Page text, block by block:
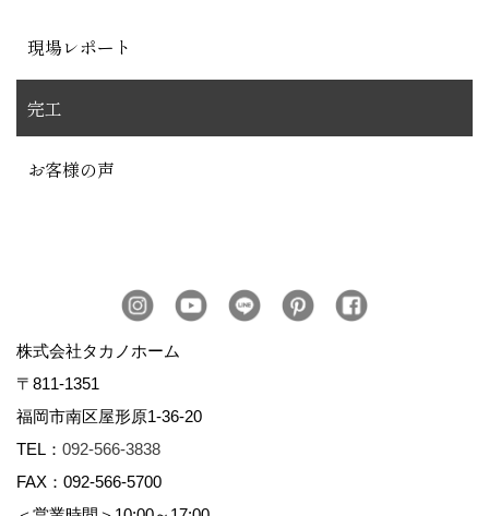
現場レポート
完工
お客様の声
株式会社タカノホーム
〒811-1351
福岡市南区屋形原1-36-20
TEL： 092-566-3838
FAX：092-566-5700